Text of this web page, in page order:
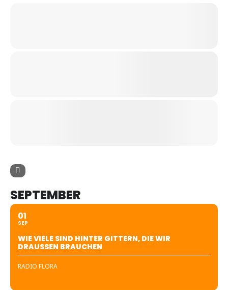
SEPTEMBER
01
SEP
WIE VIELE SIND HINTER GITTERN, DIE WIR
DRAUSSEN BRAUCHEN
RADIO FLORA